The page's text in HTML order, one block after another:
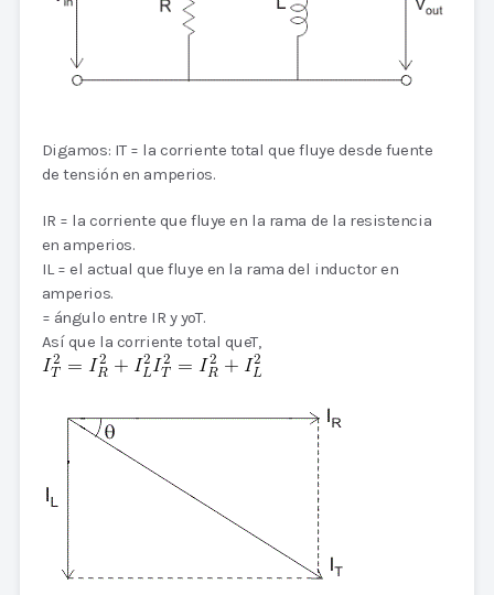
Digamos: IT = la corriente total que fluye desde fuente
de tensión en amperios.
IR = la corriente que fluye en la rama de la resistencia
en amperios.
IL = el actual que fluye en la rama del inductor en
amperios.
= ángulo entre IR y yoT.
Así que la corriente total queT,